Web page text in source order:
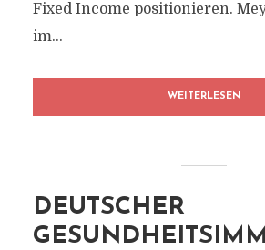
Fixed Income positionieren.
im...
WEITERLESEN
DEUTSCHER